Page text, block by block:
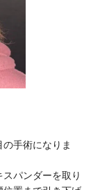
の手術になりま
パンダーを取り